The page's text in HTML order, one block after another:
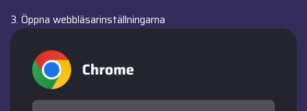
3. Öppna webbläsarinställningarna